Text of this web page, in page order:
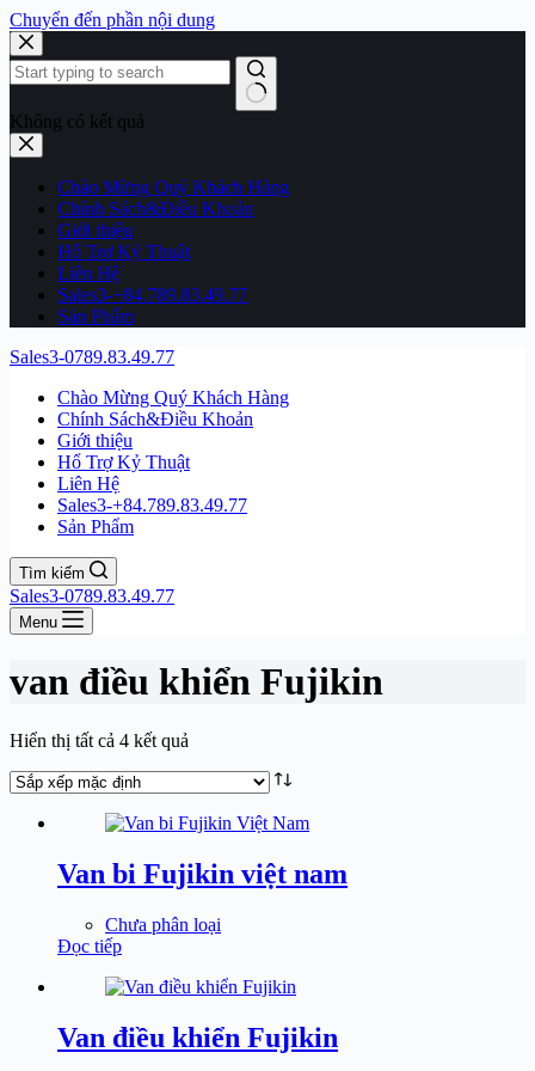
Chuyển đến phần nội dung
Không có kết quả
Chào Mừng Quý Khách Hàng
Chính Sách&Điều Khoản
Giới thiệu
Hổ Trợ Kỷ Thuật
Liên Hệ
Sales3-+84.789.83.49.77
Sản Phẩm
Sales3-0789.83.49.77
Chào Mừng Quý Khách Hàng
Chính Sách&Điều Khoản
Giới thiệu
Hổ Trợ Kỷ Thuật
Liên Hệ
Sales3-+84.789.83.49.77
Sản Phẩm
Tìm kiếm
Sales3-0789.83.49.77
Menu
van điều khiển Fujikin
Hiển thị tất cả 4 kết quả
Van bi Fujikin việt nam
Chưa phân loại
Đọc tiếp
Van điều khiển Fujikin